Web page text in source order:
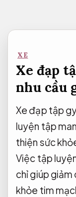
dungXE
Xe đạp
nhu cầu
Xe đạp tập
luyện tập
thiện sức
Việc tập
chỉ giúp
khỏe tim